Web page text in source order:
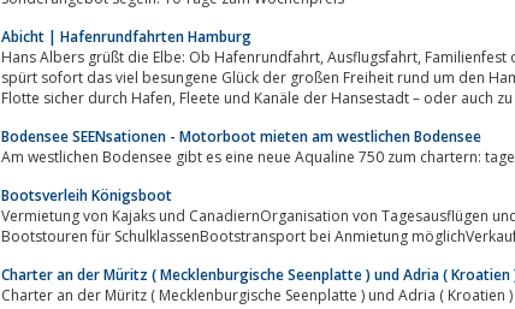
Abicht | Hafenrundfahrten Hamburg
Hans Albers grüßt die Elbe: Ob Hafenrundfahrt, Ausflugsfahrt, Familienfest oder Firmenevent – wer bei uns an Bord geht, der
spürt sofort das viel besungene Glück der großen Freiheit rund um den
Flotte sicher durch Hafen, Fleete und Kanäle der Hansestadt – oder
Bodensee SEENsationen - Motorboot mieten am westlichen Bodensee
Bootsverleih Königsboot
Vermietung von Kajaks und CanadiernOrganisation von Tagesausflügen
Bootstouren für SchulklassenBootstransport bei Anmietung
Charter an der Müritz ( Mecklenburgische Seenplatte ) und Adria ( Kroatien
Charter an der Müritz ( Mecklenburgische Seenplatte ) und Adria ( Kroatien )